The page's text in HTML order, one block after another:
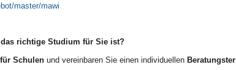
master/mawi
richtige Studium für Sie ist?
Schulen und vereinbaren Sie einen individuellen